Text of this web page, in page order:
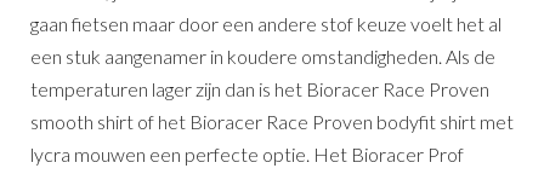
gaan fietsen maar door een andere stof keuze voelt het al
een stuk aangenamer in koudere omstandigheden. Als de
temperaturen lager zijn dan is het Bioracer Race Proven
smooth shirt of het Bioracer Race Proven bodyfit shirt met
lycra mouwen een perfecte optie. Het Bioracer Prof